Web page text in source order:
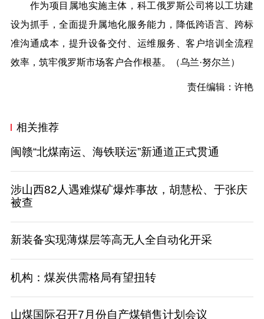
作为项目属地实施主体，科工俄罗斯公司将以工坊建
设为抓手，全面提升属地化服务能力，降低跨语言、跨标
准沟通成本，提升设备交付、运维服务、客户培训全流程
效率，筑牢俄罗斯市场客户合作根基。（乌兰·努尔兰）
责任编辑：许艳
相关推荐
闽赣“北煤南运、海铁联运”新通道正式贯通
涉山西82人遇难煤矿爆炸事故，胡慧松、于张庆
被查
新装备实现薄煤层等高无人全自动化开采
机构：煤炭供需格局有望扭转
山煤国际召开7月份自产煤销售计划会议